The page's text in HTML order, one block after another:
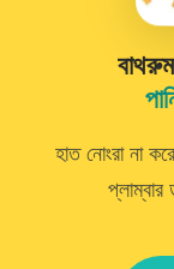
হাত নোংরা না
প্লাম্বার